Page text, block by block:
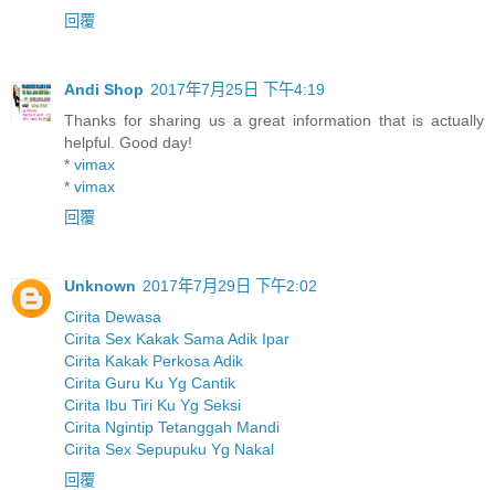
回覆
Andi Shop 2017年7月25日 下午4:19
Thanks for sharing us a great information that is actually
helpful. Good day!
* vimax
* vimax
回覆
Unknown 2017年7月29日 下午2:02
Cirita Dewasa
Cirita Sex Kakak Sama Adik Ipar
Cirita Kakak Perkosa Adik
Cirita Guru Ku Yg Cantik
Cirita Ibu Tiri Ku Yg Seksi
Cirita Ngintip Tetanggah Mandi
Cirita Sex Sepupuku Yg Nakal
回覆